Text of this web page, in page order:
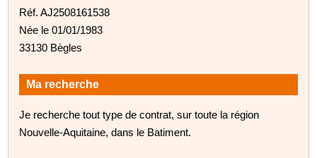
Réf. AJ2508161538
Née le 01/01/1983
33130 Bègles
Ma recherche
Je recherche tout type de contrat, sur toute la région
Nouvelle-Aquitaine, dans le Batiment.